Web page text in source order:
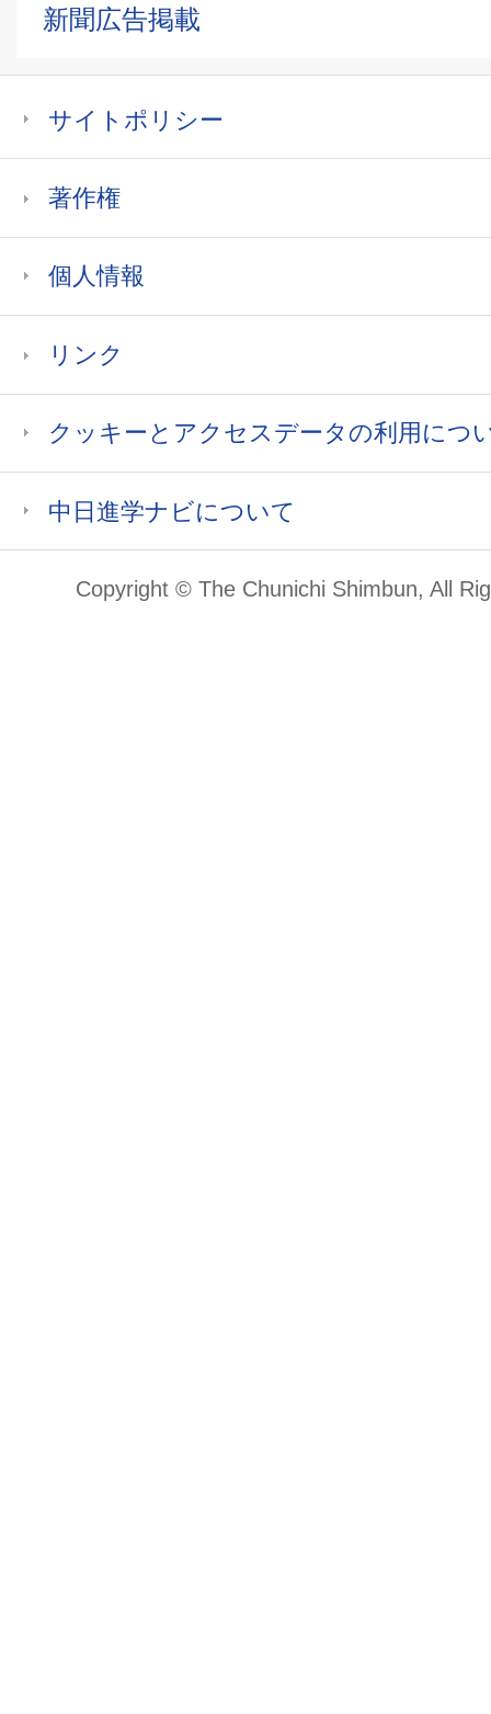
新聞広告掲載
サイトポリシー
著作権
個人情報
リンク
クッキーとアクセスデータの利用につ
中日進学ナビについて
Copyright © The Chunichi Shimbun, All